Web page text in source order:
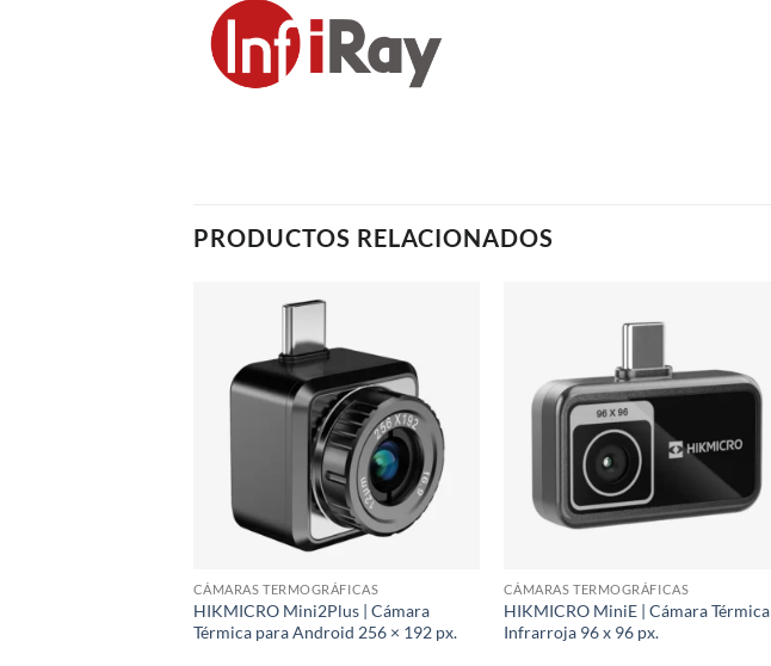
PRODUCTOS RELACIONADOS
CÁMARAS TERMOGRÁFICAS
HIKMICRO Mini2Plus | Cámara
Térmica para Android 256 × 192 px.
CÁMARAS TERMOGRÁFICAS
HIKMICRO MiniE | Cámara Térmica
Infrarroja 96 x 96 px.